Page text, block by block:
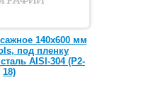
140х600 мм
под пленку
AISI-304 (Р2-
18)